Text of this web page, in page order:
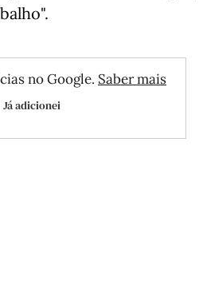
no Google. Saber mais
Já adicionei